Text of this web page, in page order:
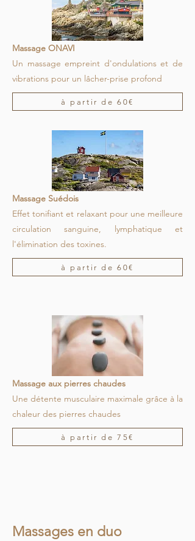
Massage ONAVI
Un massage empreint d'ondulations et de
vibrations pour un lâcher-prise profond
à partir de 60€
Massage Suédois
Effet tonifiant et relaxant pour une meilleure
circulation sanguine, lymphatique et
l'élimination des toxines.
à partir de 60€
Massage aux pierres chaudes
Une détente musculaire maximale grâce à la
chaleur des pierres chaudes
à partir de 75€
Massages en duo